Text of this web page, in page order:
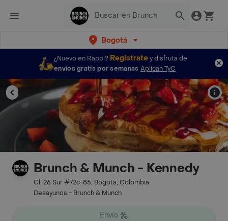
Bogotá
¿Nuevo en Rappi? Regístratey disfruta de
envíos gratis por semanas Aplican TyC
Brunch & Munch - Kennedy
Cl. 26 Sur #72c-85, Bogota, Colombia
Desayunos - Brunch & Munch
Envío